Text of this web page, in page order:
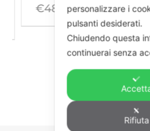
€480,00 €
personalizzare i
pulsanti desiderati.
Chiudendo questa
continuerai senza
Rifiuta